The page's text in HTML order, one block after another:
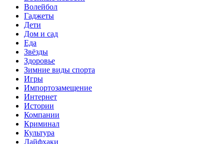
Волейбол
Гаджеты
Дети
Дом и сад
Еда
Звёзды
Здоровье
Зимние виды спорта
Игры
Импортозамещение
Интернет
Истории
Компании
Криминал
Культура
Лайфхаки